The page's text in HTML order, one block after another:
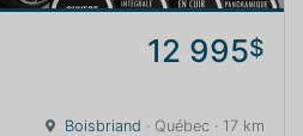
12 995$
Boisbriand · Québec · 17 km